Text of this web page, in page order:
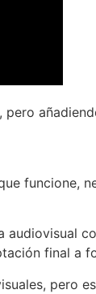
final a
pero